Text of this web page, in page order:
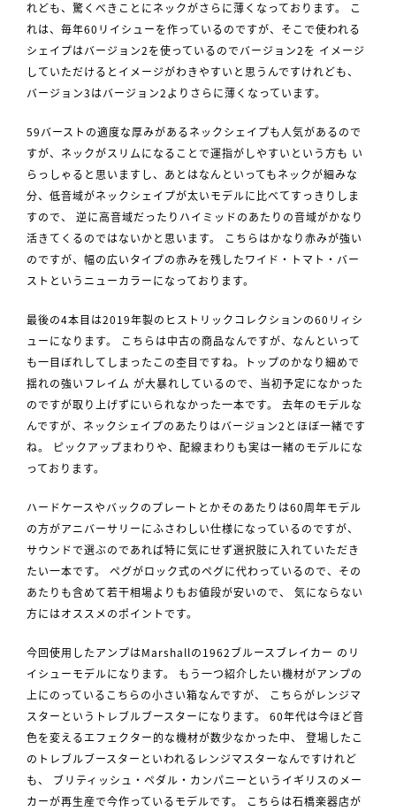
れども、驚くべきことにネックがさらに薄くなっております。 こ
れは、毎年60リイシューを作っているのですが、そこで使われる
シェイプはバージョン2を使っているのでバージョン2を イメージ
していただけるとイメージがわきやすいと思うんですけれども、
バージョン3はバージョン2よりさらに薄くなっています。
59バーストの適度な厚みがあるネックシェイプも人気があるので
すが、ネックがスリムになることで運指がしやすいという方も い
らっしゃると思いますし、あとはなんといってもネックが細みな
分、低音域がネックシェイプが太いモデルに比べてすっきりしま
すので、 逆に高音域だったりハイミッドのあたりの音域がかなり
活きてくるのではないかと思います。 こちらはかなり赤みが強い
のですが、幅の広いタイプの赤みを残したワイド・トマト・バー
ストというニューカラーになっております。
最後の4本目は2019年製のヒストリックコレクションの60リィシ
ューになります。 こちらは中古の商品なんですが、なんといって
も一目ぼれしてしまったこの杢目ですね。トップのかなり細めで
揺れの強いフレイム が大暴れしているので、当初予定になかった
のですが取り上げずにいられなかった一本です。 去年のモデルな
んですが、ネックシェイプのあたりはバージョン2とほぼ一緒です
ね。 ピックアップまわりや、配線まわりも実は一緒のモデルにな
っております。
ハードケースやバックのプレートとかそのあたりは60周年モデル
の方がアニバーサリーにふさわしい仕様になっているのですが、
サウンドで選ぶのであれば特に気にせず選択肢に入れていただき
たい一本です。 ペグがロック式のペグに代わっているので、その
あたりも含めて若干相場よりもお値段が安いので、 気にならない
方にはオススメのポイントです。
今回使用したアンプはMarshallの1962ブルースブレイカー のリ
イシューモデルになります。 もう一つ紹介したい機材がアンプの
上にのっているこちらの小さい箱なんですが、 こちらがレンジマ
スターというトレブルブースターになります。 60年代は今ほど音
色を変えるエフェクター的な機材が数少なかった中、 登場したこ
のトレブルブースターといわれるレンジマスターなんですけれど
も、 ブリティッシュ・ペダル・カンパニーというイギリスのメー
カーが再生産で今作っているモデルです。 こちらは石橋楽器店が